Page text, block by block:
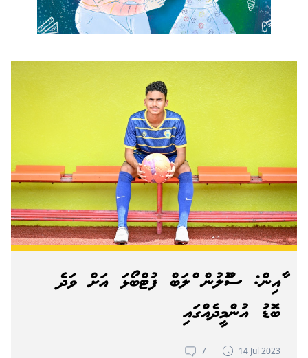
ކާއިން: ސްކޫލުން ކްލަބް ފުޓްބޯޅަ އަށް ވަދެ
ބޮޑު އުންމީދެއްގައި
7 14 Jul 2023